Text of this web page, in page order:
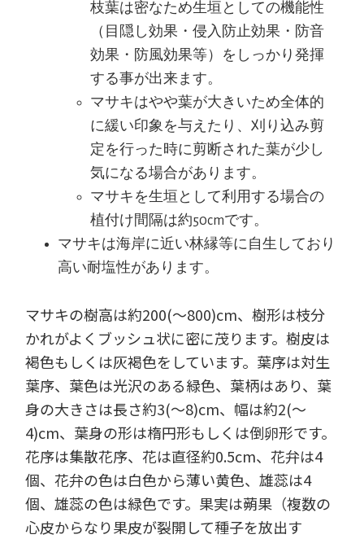
枝葉は密なため生垣としての機能性
（目隠し効果・侵入防止効果・防音
効果・防風効果等）をしっかり発揮
する事が出来ます。
マサキはやや葉が大きいため全体的
に緩い印象を与えたり、刈り込み剪
定を行った時に剪断された葉が少し
気になる場合があります。
マサキを生垣として利用する場合の
植付け間隔は約50cmです。
マサキは海岸に近い林縁等に自生しており
高い耐塩性があります。
マサキの樹高は約200(～800)cm、樹形は枝分
かれがよくブッシュ状に密に茂ります。樹皮は
褐色もしくは灰褐色をしています。葉序は対生
葉序、葉色は光沢のある緑色、葉柄はあり、葉
身の大きさは長さ約3(～8)cm、幅は約2(～
4)cm、葉身の形は楕円形もしくは倒卵形です。
花序は集散花序、花は直径約0.5cm、花弁は4
個、花弁の色は白色から薄い黄色、雄蕊は4
個、雄蕊の色は緑色です。果実は蒴果（複数の
心皮からなり果皮が裂開して種子を放出す